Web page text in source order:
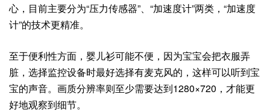
心，目前主要分为“压力传感器”、“加速度计”两类，“加速度
计”的技术更精准。
至于便利性方面，婴儿衫可能不便，因为宝宝会把衣服弄
脏，选择监控设备时最好选择有麦克风的，这样可以听到宝
宝的声音。画质分辨率则至少需要达到1280×720，才能更
好地观察到细节。